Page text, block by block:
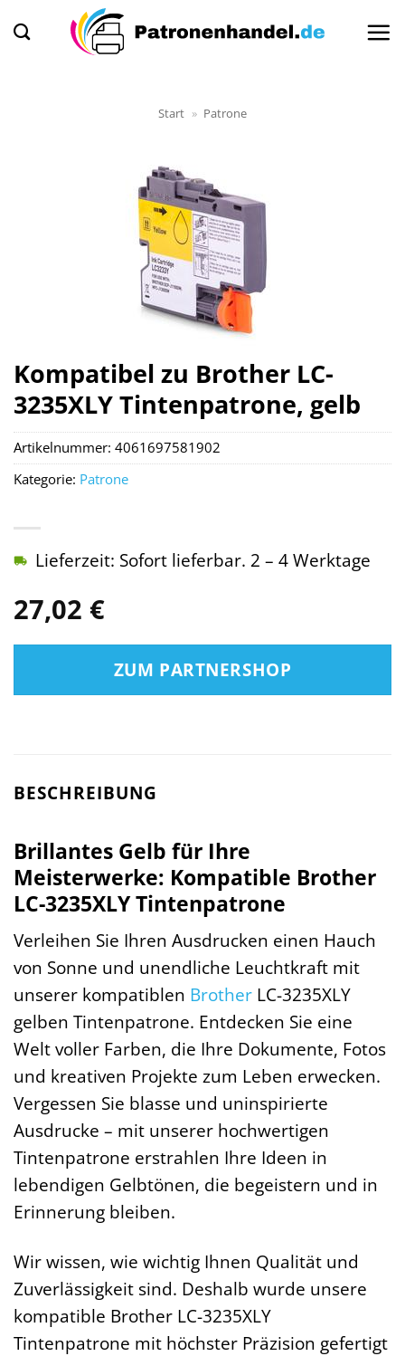
Inhalt
Start » Patrone
Kompatibel zu Brother LC-
3235XLY Tintenpatrone, gelb
27,02 €
Lieferzeit: Sofort lieferbar. 2 – 4 Werktage
ZUM PARTNERSHOP
Artikelnummer: 4061697581902
Kategorie: Patrone
BESCHREIBUNG
Brillantes Gelb für Ihre
Meisterwerke: Kompatible Brother
LC-3235XLY Tintenpatrone
Verleihen Sie Ihren Ausdrucken einen Hauch
von Sonne und unendliche Leuchtkraft mit
unserer kompatiblen Brother LC-3235XLY
gelben Tintenpatrone. Entdecken Sie eine
Welt voller Farben, die Ihre Dokumente, Fotos
und kreativen Projekte zum Leben erwecken.
Vergessen Sie blasse und uninspirierte
Ausdrucke – mit unserer hochwertigen
Tintenpatrone erstrahlen Ihre Ideen in
lebendigen Gelbtönen, die begeistern und in
Erinnerung bleiben.
Wir wissen, wie wichtig Ihnen Qualität und
Zuverlässigkeit sind. Deshalb wurde unsere
kompatible Brother LC-3235XLY
Tintenpatrone mit höchster Präzision gefertigt